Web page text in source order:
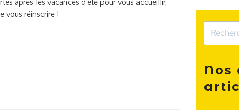
après les vacances d’été pour vous accueillir,
vous réinscrire !
pour
Nos